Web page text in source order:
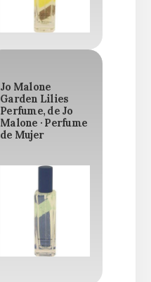
Jo Malone
Garden Lilies
Perfume, de Jo
Malone · Perfume
de Mujer